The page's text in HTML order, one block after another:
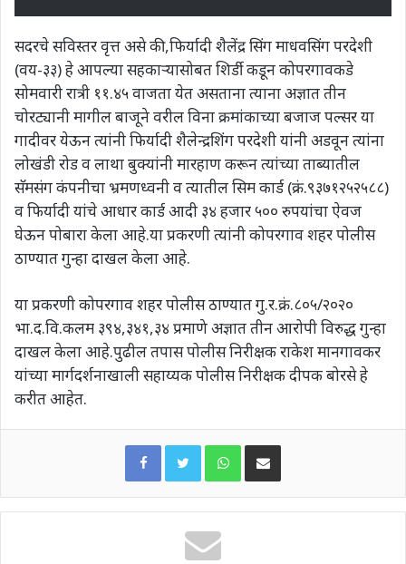
सदरचे सविस्तर वृत्त असे की,फिर्यादी शैलेंद्र सिंग माधवसिंग परदेशी
(वय-३३) हे आपल्या सहकाऱ्यासोबत शिर्डी कडून कोपरगावकडे
सोमवारी रात्री ११.४५ वाजता येत असताना त्याना अज्ञात तीन
चोरट्यानी मागील बाजूने वरील विना क्रमांकाच्या बजाज पल्सर या
गादीवर येऊन त्यांनी फिर्यादी शैलेन्द्रशिंग परदेशी यांनी अडवून त्यांना
लोखंडी रोड व लाथा बुक्यांनी मारहाण करून त्यांच्या ताब्यातील
सॅमसंग कंपनीचा भ्रमणध्वनी व त्यातील सिम कार्ड (क्रं.९३७१२५२५८८)
व फिर्यादी यांचे आधार कार्ड आदी ३४ हजार ५०० रुपयांचा ऐवज
घेऊन पोबारा केला आहे.या प्रकरणी त्यांनी कोपरगाव शहर पोलीस
ठाण्यात गुन्हा दाखल केला आहे.
या प्रकरणी कोपरगाव शहर पोलीस ठाण्यात गु.र.क्रं.८०५/२०२०
भा.द.वि.कलम ३९४,३४१,३४ प्रमाणे अज्ञात तीन आरोपी विरुद्ध गुन्हा
दाखल केला आहे.पुढील तपास पोलीस निरीक्षक राकेश मानगावकर
यांच्या मार्गदर्शनाखाली सहाय्यक पोलीस निरीक्षक दीपक बोरसे हे
करीत आहेत.
WhatsAppShare via Email